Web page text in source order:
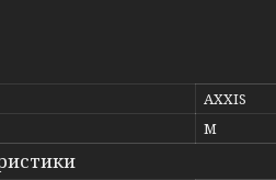
AXXIS
M